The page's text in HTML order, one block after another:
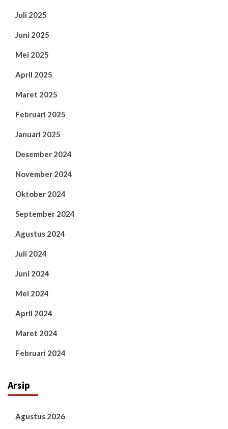
Juli 2025
Juni 2025
Mei 2025
April 2025
Maret 2025
Februari 2025
Januari 2025
Desember 2024
November 2024
Oktober 2024
September 2024
Agustus 2024
Juli 2024
Juni 2024
Mei 2024
April 2024
Maret 2024
Februari 2024
Arsip
Agustus 2026